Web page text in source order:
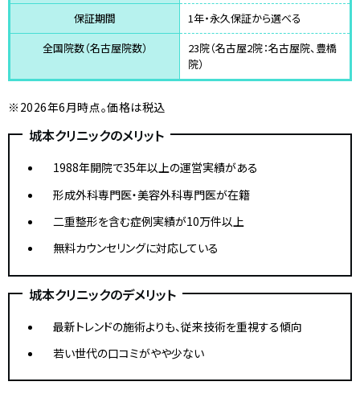
保証期間
1年・永久保証から選べる
全国院数（名古屋院数）
23院（名古屋2院：名古屋院、豊橋
院）
※2026年6月時点。価格は税込
城本クリニックのメリット
1988年開院で35年以上の運営実績がある
形成外科専門医・美容外科専門医が在籍
二重整形を含む症例実績が10万件以上
無料カウンセリングに対応している
城本クリニックのデメリット
最新トレンドの施術よりも、従来技術を重視する傾向
若い世代の口コミがやや少ない